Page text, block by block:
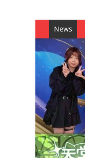
News